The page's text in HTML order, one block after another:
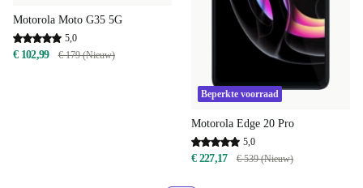
Motorola Moto G35 5G
5,0
€ 102,99 € 179 (Nieuw)
Beperkte voorraad
Motorola Edge 20 Pro
5,0
€ 227,17 € 539 (Nieuw)